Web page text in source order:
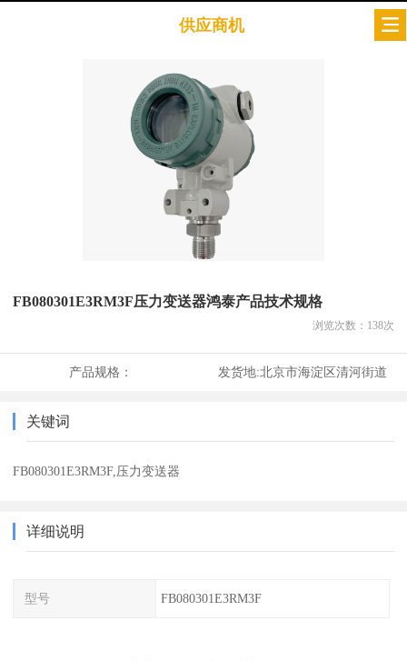
供应商机
FB080301E3RM3F压力变送器鸿泰产品技术规格
浏览次数： 138次
产品规格： 发货地:北京市海淀区清河街道
关键词
FB080301E3RM3F,压力变送器
详细说明
型号 FB080301E3RM3F